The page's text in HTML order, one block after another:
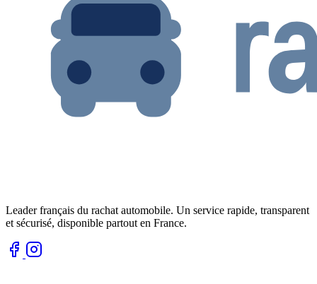
Leader français du rachat automobile. Un service rapide, transparent
et sécurisé, disponible partout en France.